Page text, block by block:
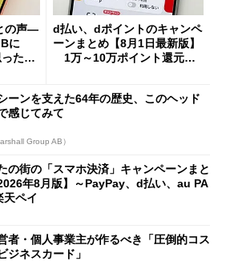
の声―
に
た」
d払い、dポイントのキャンペ
ーンまとめ【8月1日最新版】
1万～10万ポイント還元の
ーンを支えた64年の歴史、このヘッド
感じてみて
Group AB）
の街の「スマホ決済」キャンペーンまと
年8月版】～PayPay、d払い、au PA
天ペイ
者・個人事業主が作るべき「圧倒的コス
ジネスカード」